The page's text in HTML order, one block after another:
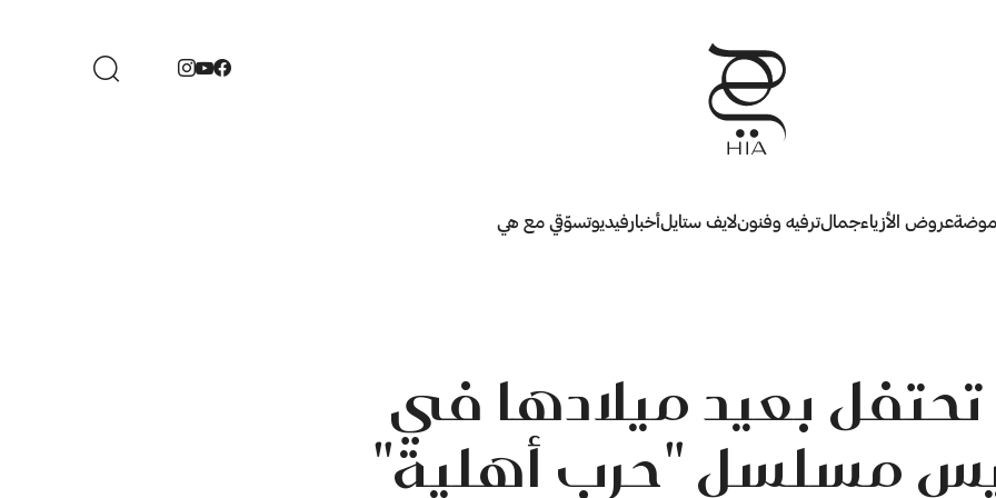
موضةعروض الأزياءجمالترفيه وفنونلايف ستايلأخبارفيديوتسوّقي مع هي
تحتفل بعيد ميلادها في
مسلسل "حرب أهلية"